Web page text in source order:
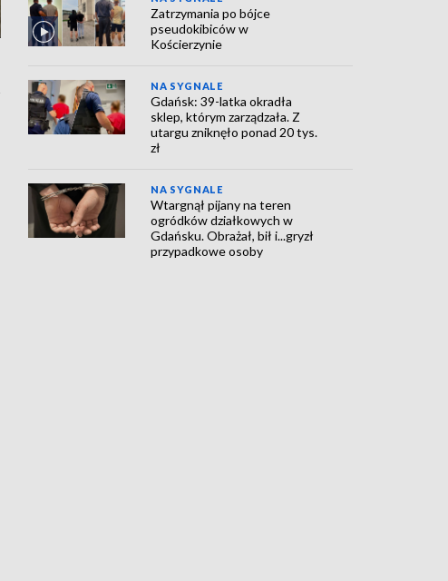
Zatrzymania po bójce
pseudokibiców w
Kościerzynie
NA SYGNALE
Gdańsk: 39-latka okradła
sklep, którym zarządzała. Z
utargu zniknęło ponad 20 tys.
zł
NA SYGNALE
Wtargnął pijany na teren
ogródków działkowych w
Gdańsku. Obrażał, bił i...gryzł
przypadkowe osoby